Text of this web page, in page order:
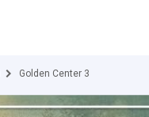
Golden Center 3